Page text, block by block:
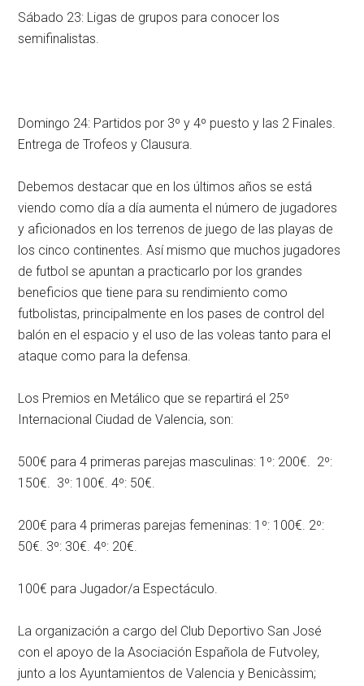
Sábado 23: Ligas de grupos para conocer los
semifinalistas.
Domingo 24: Partidos por 3º y 4º puesto y las 2 Finales.
Entrega de Trofeos y Clausura.
Debemos destacar que en los últimos años se está
viendo como día a día aumenta el número de jugadores
y aficionados en los terrenos de juego de las playas de
los cinco continentes. Así mismo que muchos jugadores
de futbol se apuntan a practicarlo por los grandes
beneficios que tiene para su rendimiento como
futbolistas, principalmente en los pases de control del
balón en el espacio y el uso de las voleas tanto para el
ataque como para la defensa.
Los Premios en Metálico que se repartirá el 25º
Internacional Ciudad de Valencia, son:
500€ para 4 primeras parejas masculinas: 1º: 200€. 2º:
150€. 3º: 100€. 4º: 50€.
200€ para 4 primeras parejas femeninas: 1º: 100€. 2º:
50€. 3º: 30€. 4º: 20€.
100€ para Jugador/a Espectáculo.
La organización a cargo del Club Deportivo San José
con el apoyo de la Asociación Española de Futvoley,
junto a los Ayuntamientos de Valencia y Benicàssim;